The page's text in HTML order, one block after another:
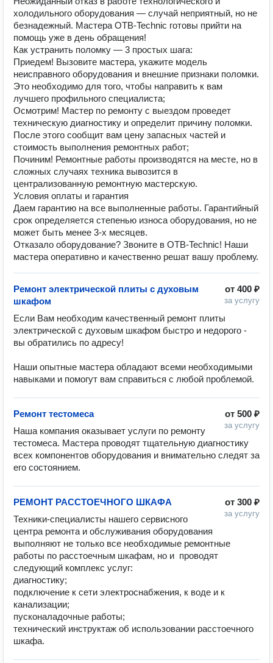
холодильного оборудования — случай неприятный, но не
безнадежный. Мастера OTB-Technic готовы прийти на
помощь уже в день обращения!
Как устранить поломку — 3 простых шага:
Приедем! Вызовите мастера, укажите модель
неисправного оборудования и внешние признаки поломки.
Это необходимо для того, чтобы направить к вам
лучшего профильного специалиста;
Осмотрим! Мастер по ремонту с выездом проведет
техническую диагностику и определит причину поломки.
После этого сообщит вам цену запасных частей и
стоимость выполнения ремонтных работ;
Починим! Ремонтные работы производятся на месте, но в
сложных случаях техника вывозится в
централизованную ремонтную мастерскую.
Условия оплаты и гарантия
Даем гарантию на все выполненные работы. Гарантийный
срок определяется степенью износа оборудования, но не
может быть менее 3-х месяцев.
Отказало оборудование? Звоните в OTB-Technic! Наши
мастера оперативно и качественно решат вашу проблему.
от 400 ₽
за услугу
Ремонт электрической плиты с духовым
шкафом
Если Вам необходим качественный ремонт плиты
электрической с духовым шкафом быстро и недорого -
вы обратились по адресу!
Наши опытные мастера обладают всеми необходимыми
навыками и помогут вам справиться с любой проблемой.
от 500 ₽
за услугу
Ремонт тестомеса
Наша компания оказывает услуги по ремонту
тестомеса. Мастера проводят тщательную диагностику
всех компонентов оборудования и внимательно следят за
его состоянием.
от 300 ₽
за услугу
РЕМОНТ РАССТОЕЧНОГО ШКАФА
Техники-специалисты нашего сервисного
центра ремонта и обслуживания оборудования
выполняют не только все необходимые ремонтные
работы по расстоечным шкафам, но и  проводят
следующий комплекс услуг:
диагностику;
подключение к сети электроснабжения, к воде и к
канализации;
пусконаладочные работы;
технический инструктаж об использовании расстоечного
шкафа.